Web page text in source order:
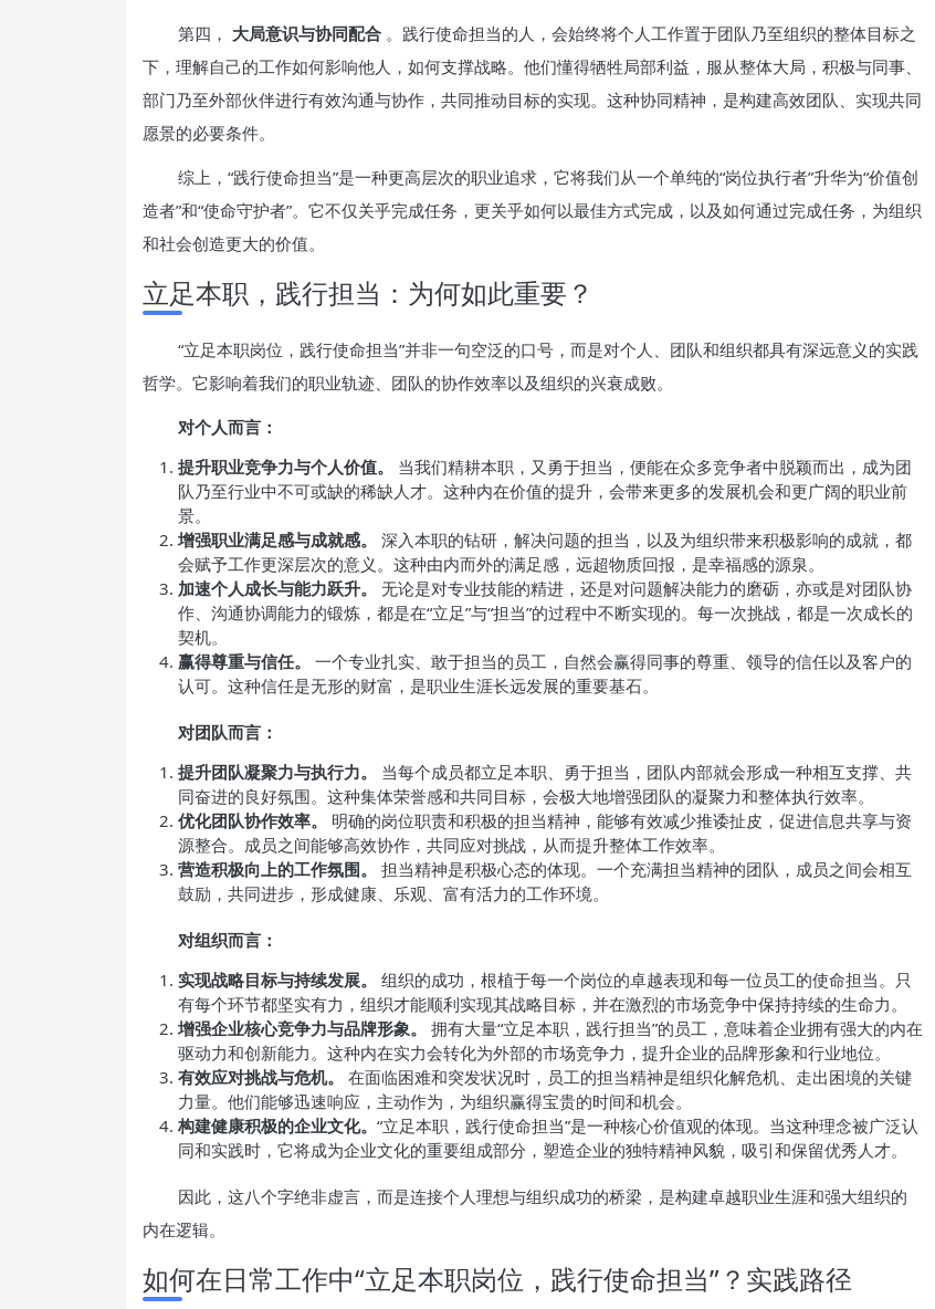
第四， 大局意识与协同配合 。践行使命担当的人，会始终将个人工作置于团队乃至组织的整体目标之
下，理解自己的工作如何影响他人，如何支撑战略。他们懂得牺牲局部利益，服从整体大局，积极与同事、
部门乃至外部伙伴进行有效沟通与协作，共同推动目标的实现。这种协同精神，是构建高效团队、实现共同
愿景的必要条件。
综上，“践行使命担当”是一种更高层次的职业追求，它将我们从一个单纯的“岗位执行者”升华为“价值创
造者”和“使命守护者”。它不仅关乎完成任务，更关乎如何以最佳方式完成，以及如何通过完成任务，为组织
和社会创造更大的价值。
立足本职，践行担当：为何如此重要？
“立足本职岗位，践行使命担当”并非一句空泛的口号，而是对个人、团队和组织都具有深远意义的实践
哲学。它影响着我们的职业轨迹、团队的协作效率以及组织的兴衰成败。
对个人而言：
提升职业竞争力与个人价值。
当我们精耕本职，又勇于担当，便能在众多竞争者中脱颖而出，成为团
队乃至行业中不可或缺的稀缺人才。这种内在价值的提升，会带来更多的发展机会和更广阔的职业前
景。
增强职业满足感与成就感。
深入本职的钻研，解决问题的担当，以及为组织带来积极影响的成就，都
会赋予工作更深层次的意义。这种由内而外的满足感，远超物质回报，是幸福感的源泉。
加速个人成长与能力跃升。
无论是对专业技能的精进，还是对问题解决能力的磨砺，亦或是对团队协
作、沟通协调能力的锻炼，都是在“立足”与“担当”的过程中不断实现的。每一次挑战，都是一次成长的
契机。
赢得尊重与信任。
一个专业扎实、敢于担当的员工，自然会赢得同事的尊重、领导的信任以及客户的
认可。这种信任是无形的财富，是职业生涯长远发展的重要基石。
对团队而言：
提升团队凝聚力与执行力。
当每个成员都立足本职、勇于担当，团队内部就会形成一种相互支撑、共
同奋进的良好氛围。这种集体荣誉感和共同目标，会极大地增强团队的凝聚力和整体执行效率。
优化团队协作效率。
明确的岗位职责和积极的担当精神，能够有效减少推诿扯皮，促进信息共享与资
源整合。成员之间能够高效协作，共同应对挑战，从而提升整体工作效率。
营造积极向上的工作氛围。
担当精神是积极心态的体现。一个充满担当精神的团队，成员之间会相互
鼓励，共同进步，形成健康、乐观、富有活力的工作环境。
对组织而言：
实现战略目标与持续发展。
组织的成功，根植于每一个岗位的卓越表现和每一位员工的使命担当。只
有每个环节都坚实有力，组织才能顺利实现其战略目标，并在激烈的市场竞争中保持持续的生命力。
增强企业核心竞争力与品牌形象。
拥有大量“立足本职，践行担当”的员工，意味着企业拥有强大的内在
驱动力和创新能力。这种内在实力会转化为外部的市场竞争力，提升企业的品牌形象和行业地位。
有效应对挑战与危机。
在面临困难和突发状况时，员工的担当精神是组织化解危机、走出困境的关键
力量。他们能够迅速响应，主动作为，为组织赢得宝贵的时间和机会。
构建健康积极的企业文化。 “立足本职，践行使命担当”是一种核心价值观的体现。当这种理念被广泛认
同和实践时，它将成为企业文化的重要组成部分，塑造企业的独特精神风貌，吸引和保留优秀人才。
因此，这八个字绝非虚言，而是连接个人理想与组织成功的桥梁，是构建卓越职业生涯和强大组织的
内在逻辑。
如何在日常工作中“立足本职岗位，践行使命担当”？实践路径